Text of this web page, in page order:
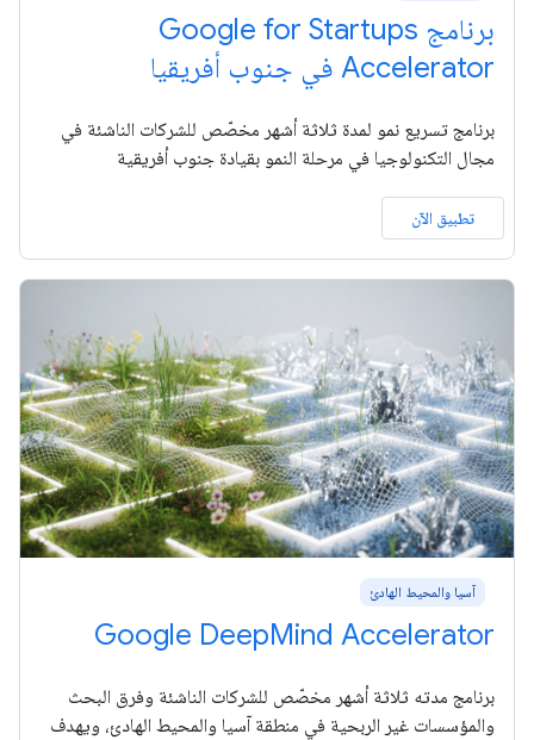
برنامج Google for Startups
Accelerator في جنوب أفريقيا
برنامج تسريع نمو لمدة ثلاثة أشهر مخصّص للشركات الناشئة في
مجال التكنولوجيا في مرحلة النمو بقيادة جنوب أفريقية
تطبيق الآن
آسيا والمحيط الهادئ
Google DeepMind Accelerator
برنامج مدته ثلاثة أشهر مخصّص للشركات الناشئة وفرق البحث
والمؤسسات غير الربحية في منطقة آسيا والمحيط الهادئ، ويهدف